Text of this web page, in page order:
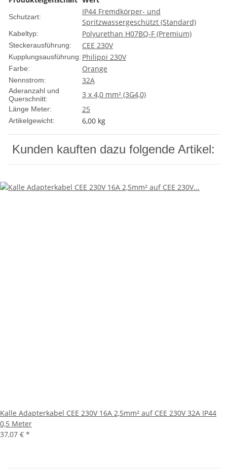
Schutzart:
IP44 Fremdkörper- und
Spritzwassergeschützt (Standard)
Kabeltyp: Polyurethan H07BQ-F (Premium)
Steckerausführung: CEE 230V
Kupplungsausführung: Philippi 230V
Farbe: Orange
Nennstrom: 32A
Aderanzahl und
Querschnitt:
3 x 4,0 mm² (3G4,0)
Länge Meter: 25
Artikelgewicht: 6,00 kg
Kunden kauften dazu folgende Artikel:
Kalle Adapterkabel CEE 230V 16A 2,5mm² auf CEE 230V 32A IP44
0,5 Meter
37,07 € *